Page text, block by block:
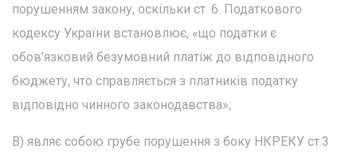
порушенням закону, оскільки ст. 6. Податкового
кодексу України встановлює, «що податки є
обов’язковий безумовний платіж до відповідного
бюджету, что справляється з платників податку
відповідно чинного законодавства»;
В) являє собою грубе порушення з боку НКРЕКУ ст.3